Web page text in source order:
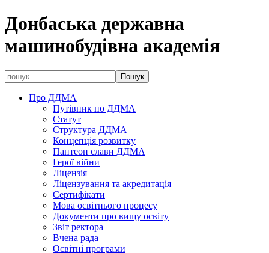
Донбаська державна
машинобудівна академія
Про ДДМА
Путівник по ДДМА
Статут
Структура ДДМА
Концепція розвитку
Пантеон слави ДДМА
Герої війни
Ліцензія
Ліцензування та акредитація
Сертифікати
Мова освітнього процесу
Документи про вищу освіту
Звіт ректора
Вчена рада
Освітні програми